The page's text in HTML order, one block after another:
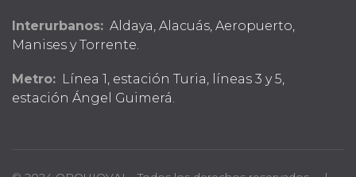
Interurbanos: Aldaya, Alacuás, Aeropuerto,
Manises y Torrente.
Metro: Línea 1, estación Turia, líneas 3 y 5,
estación Ángel Guimerá.